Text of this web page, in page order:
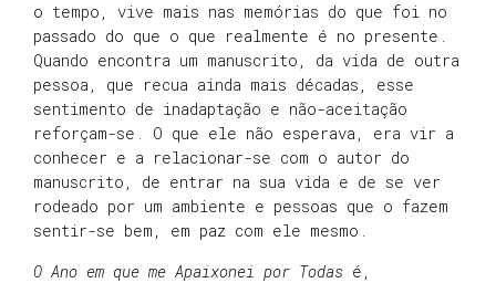
o tempo, vive mais nas memórias do que foi no
passado do que o que realmente é no presente.
Quando encontra um manuscrito, da vida de outra
pessoa, que recua ainda mais décadas, esse
sentimento de inadaptação e não-aceitação
reforçam-se. O que ele não esperava, era vir a
conhecer e a relacionar-se com o autor do
manuscrito, de entrar na sua vida e de se ver
rodeado por um ambiente e pessoas que o fazem
sentir-se bem, em paz com ele mesmo.
O Ano em que me Apaixonei por Todas é,